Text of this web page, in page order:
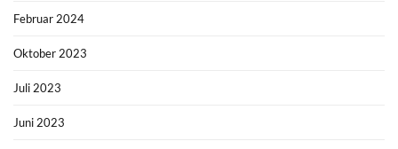
Februar 2024
Oktober 2023
Juli 2023
Juni 2023